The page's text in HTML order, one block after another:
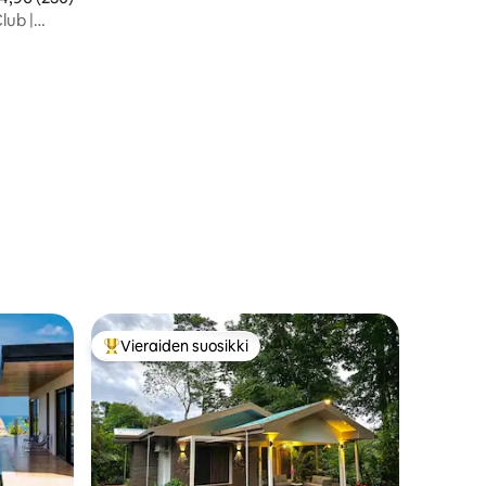
|
Vieraiden suosikkien parhaimmistoa
Vieraiden suosikki